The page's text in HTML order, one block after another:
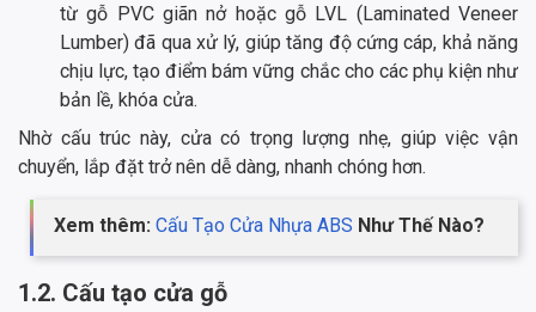
từ gỗ PVC giãn nở hoặc gỗ LVL (Laminated Veneer
Lumber) đã qua xử lý, giúp tăng độ cứng cáp, khả năng
chịu lực, tạo điểm bám vững chắc cho các phụ kiện như
bản lề, khóa cửa.
Nhờ cấu trúc này, cửa có trọng lượng nhẹ, giúp việc vận
chuyển, lắp đặt trở nên dễ dàng, nhanh chóng hơn.
Xem thêm: Cấu Tạo Cửa Nhựa ABS Như Thế Nào?
1.2. Cấu tạo cửa gỗ